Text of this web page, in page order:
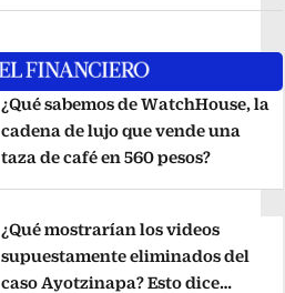
¿Qué sabemos de WatchHouse, la
cadena de lujo que vende una
taza de café en 560 pesos?Opens
¿Qué mostrarían los videos
supuestamente eliminados del
caso Ayotzinapa? Esto dice